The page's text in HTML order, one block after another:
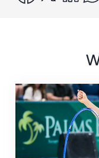
Nächster Halt: